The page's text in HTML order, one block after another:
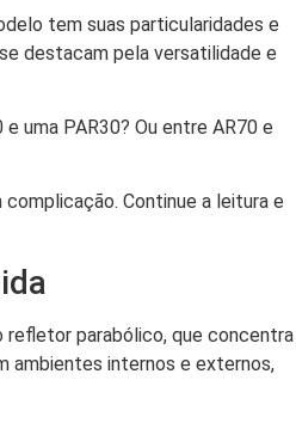
tem suas particularidades e
destacam pela versatilidade e
uma PAR30? Ou entre AR70 e
Continue a leitura e
refletor parabólico, que concentra
ambientes internos e externos,